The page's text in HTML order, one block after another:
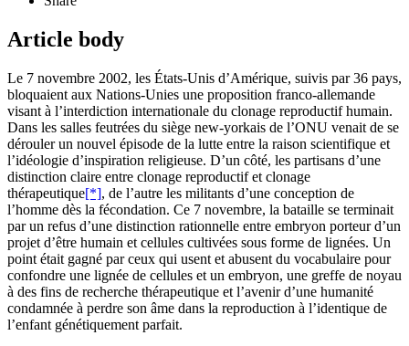
Article body
Le 7 novembre 2002, les États-Unis d’Amérique, suivis par 36 pays,
bloquaient aux Nations-Unies une proposition franco-allemande
visant à l’interdiction internationale du clonage reproductif humain.
Dans les salles feutrées du siège new-yorkais de l’ONU venait de se
dérouler un nouvel épisode de la lutte entre la raison scientifique et
l’idéologie d’inspiration religieuse. D’un côté, les partisans d’une
distinction claire entre clonage reproductif et clonage
thérapeutique[*], de l’autre les militants d’une conception de
l’homme dès la fécondation. Ce 7 novembre, la bataille se terminait
par un refus d’une distinction rationnelle entre embryon porteur d’un
projet d’être humain et cellules cultivées sous forme de lignées. Un
point était gagné par ceux qui usent et abusent du vocabulaire pour
confondre une lignée de cellules et un embryon, une greffe de noyau
à des fins de recherche thérapeutique et l’avenir d’une humanité
condamnée à perdre son âme dans la reproduction à l’identique de
l’enfant génétiquement parfait.